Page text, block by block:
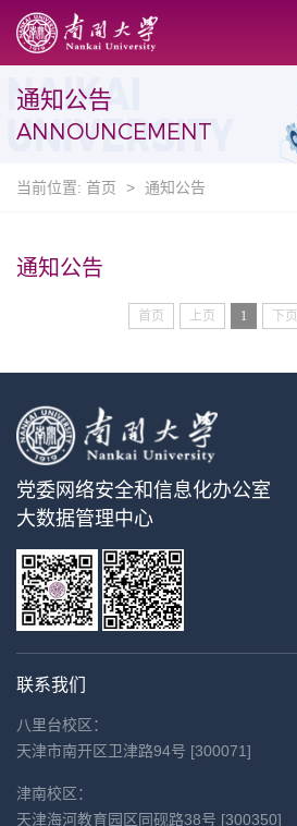
通知公告
ANNOUNCEMENT
当前位置: 首页 > 通知公告
通知公告
首页 上页 1 下页
党委网络安全和信息化办公室
大数据管理中心
联系我们
八里台校区：
天津市南开区卫津路94号 [300071]
津南校区：
天津海河教育园区同砚路38号 [300350]